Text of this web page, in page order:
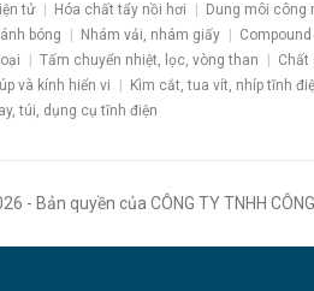
tử Hóa chất tẩy nồi hơi Dung môi công
bóng Nhám vải, nhám giấy
Tấm chuyển nhiệt, lọc, vòng than Chất
và kính hiển vi Kìm cắt, tua vít, nhíp tĩnh
túi, dụng cụ tĩnh điện
- Bản quyền của CÔNG TY TNHH